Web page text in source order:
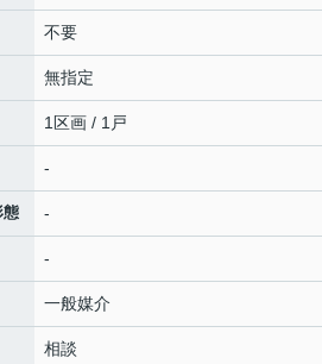
不要
無指定
1区画 / 1戸
-
態 -
-
一般媒介
相談